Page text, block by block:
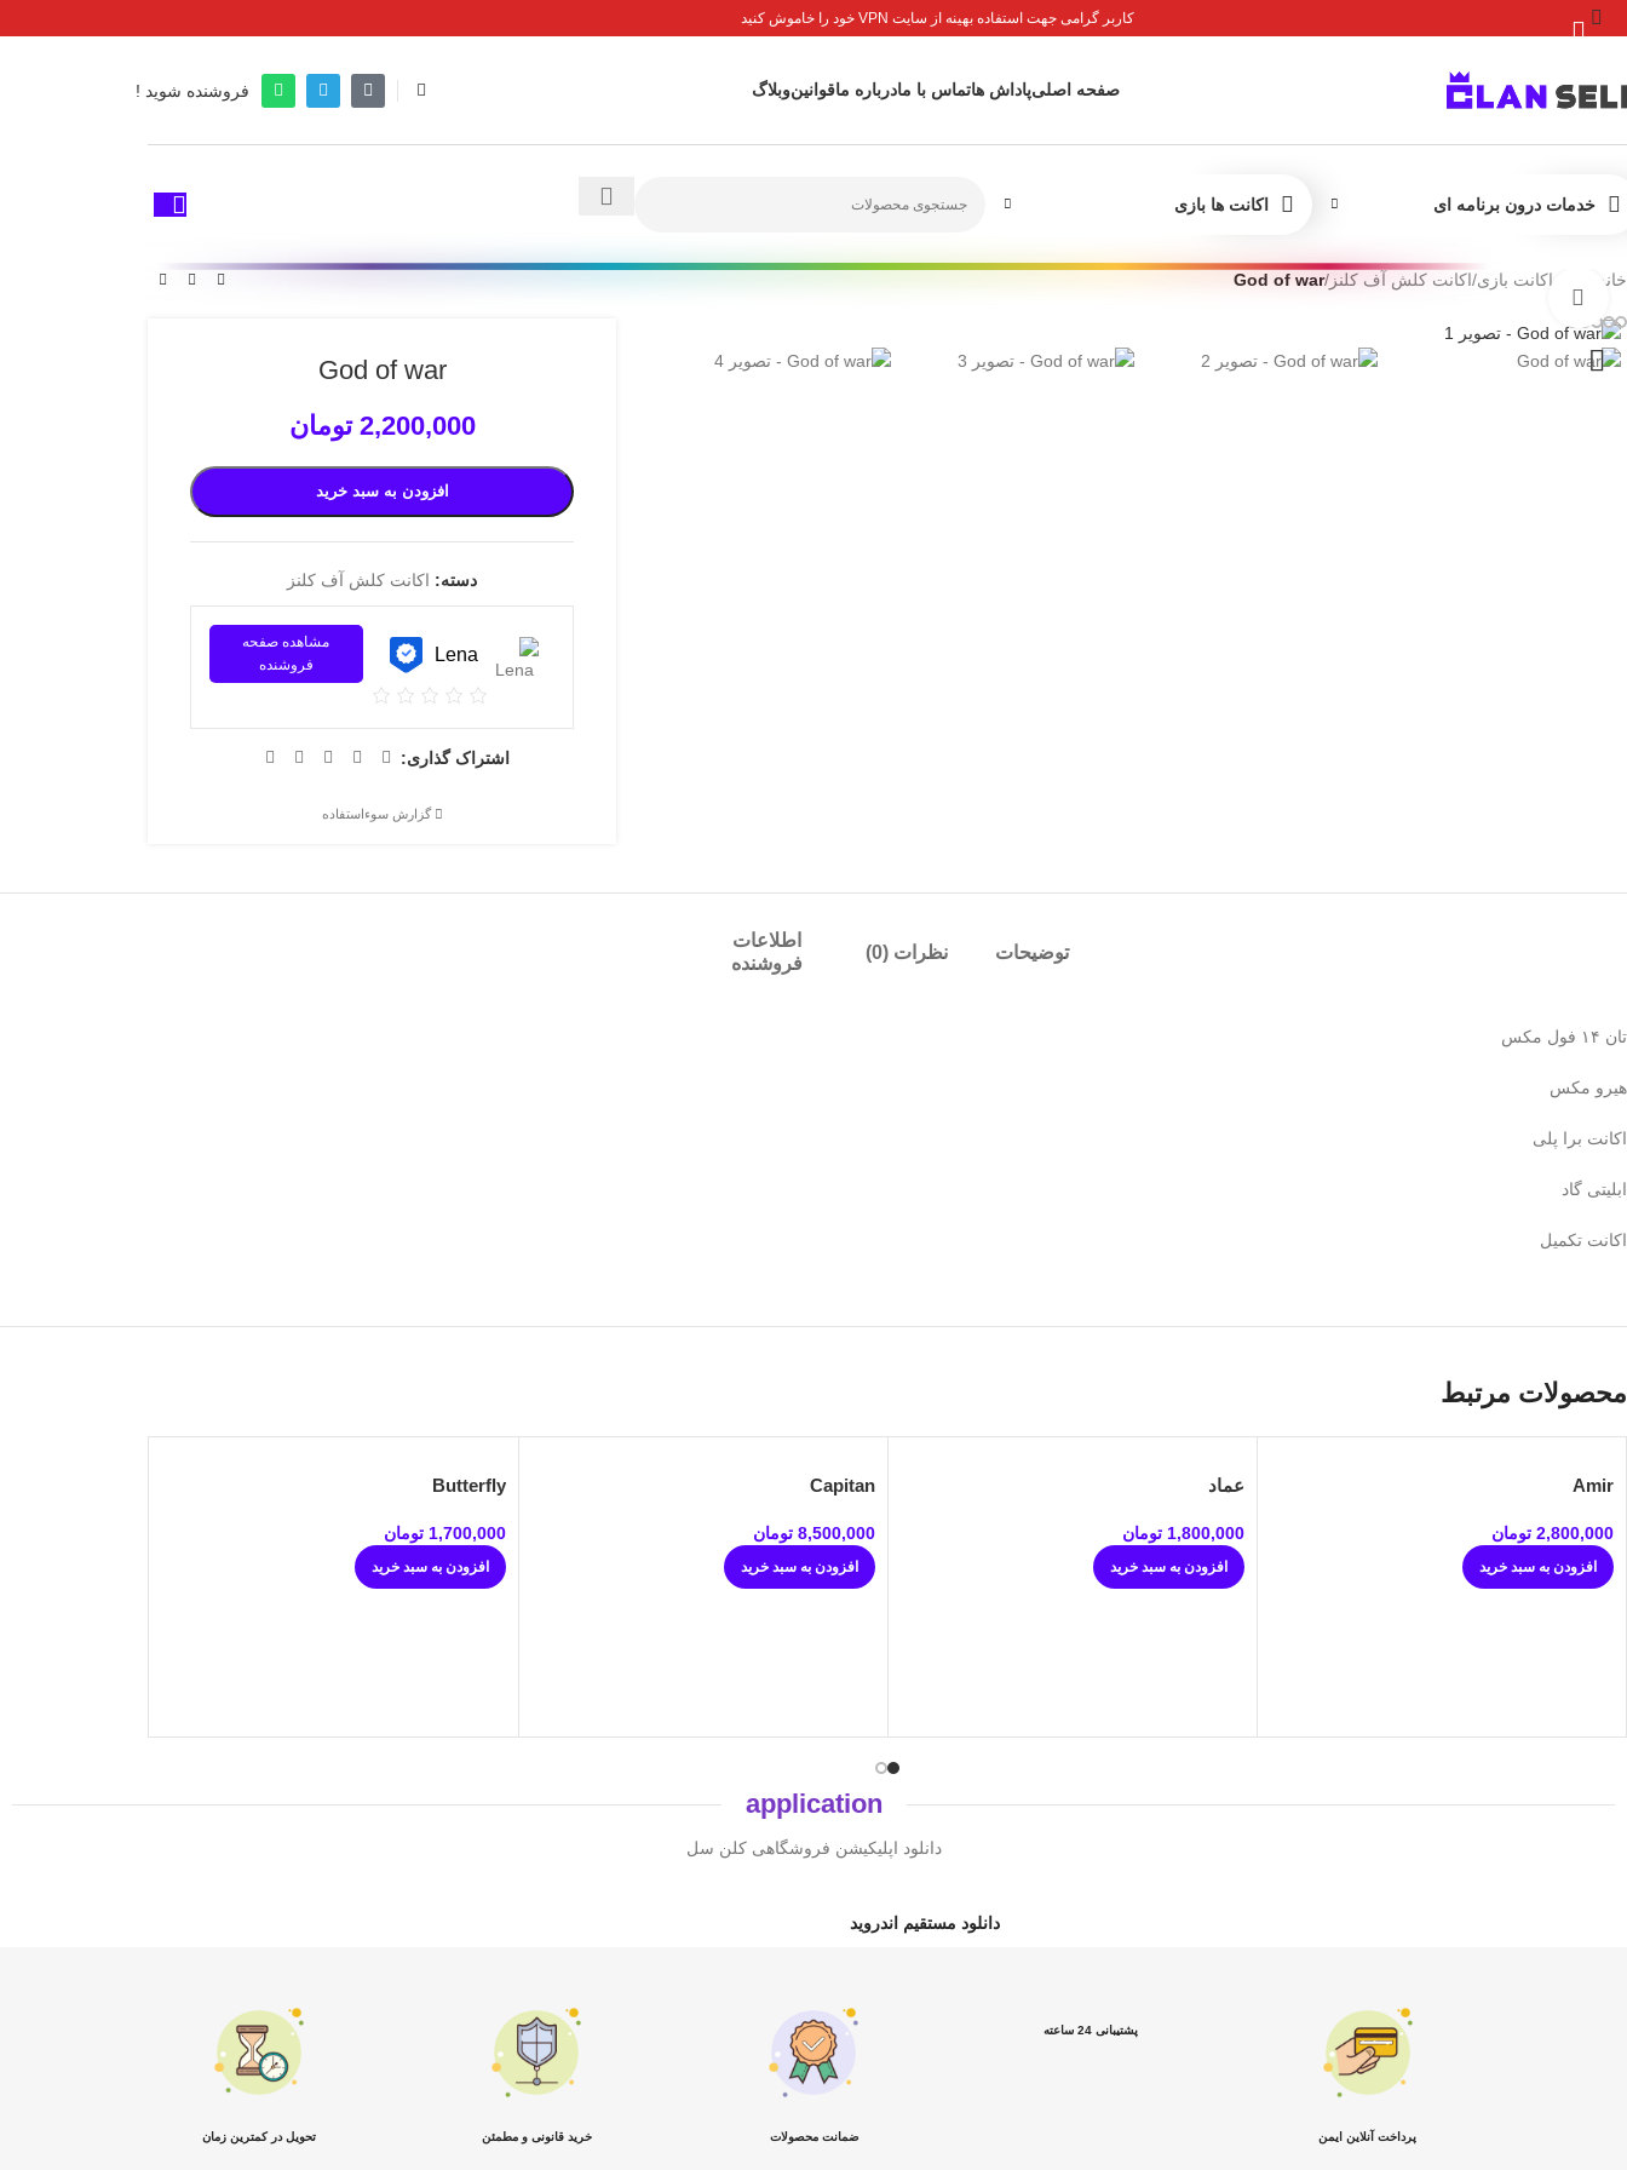
کاربر گرامی جهت استفاده بهینه از سایت VPN خود را خاموش کنید
صفحه اصلیپاداش هاتماس با مادرباره ماقوانینوبلاگ فروشنده شوید !
خدمات درون برنامه ای اکانت ها بازی
خانه خرید اکانت بازی/اکانت کلش آف کلنز /
God of war
God of war
2,200,000 تومان
افزودن به سبد خرید
دسته: اکانت کلش آف کلنز
Lena
مشاهده صفحه
فروشنده
اشتراک گذاری:
گزارش سوءاستفاده
توضیحات نظرات (0)
اطلاعات
فروشنده
تان ۱۴ فول مکس
هیرو مکس
اکانت برا پلی
ابلیتی گاد
اکانت تکمیل
محصولات مرتبط
Amir
2,800,000 تومان
افزودن به سبد خرید
عماد
1,800,000 تومان
افزودن به سبد خرید
Capitan
8,500,000 تومان
افزودن به سبد خرید
Butterfly
1,700,000 تومان
افزودن به سبد خرید
application
دانلود اپلیکیشن فروشگاهی کلن سل
دانلود مستقیم اندروید
پرداخت آنلاین ایمن
پشتیبانی 24 ساعته
ضمانت محصولات خرید قانونی و مطمئن تحویل در کمترین زمان